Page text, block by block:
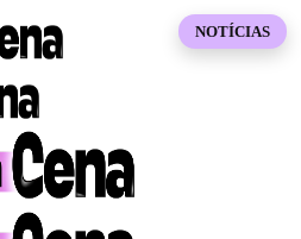
NOTÍCIAS